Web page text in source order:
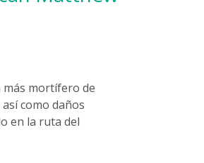
más mortífero de
como daños
en la ruta del